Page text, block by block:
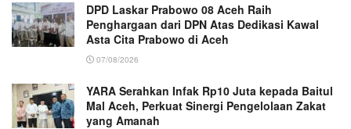
DPD Laskar Prabowo 08 Aceh Raih
Penghargaan dari DPN Atas Dedikasi Kawal
Asta Cita Prabowo di Aceh
07/08/2026
YARA Serahkan Infak Rp10 Juta kepada Baitul
Mal Aceh, Perkuat Sinergi Pengelolaan Zakat
yang Amanah ‎